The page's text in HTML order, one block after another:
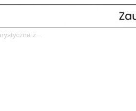
doposażyliśmy nasze akwaria w
uszkami i ogonkami… Dla
z...